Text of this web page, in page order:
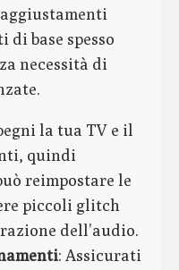
base spesso
necessità di
la tua TV e il
quindi
reimpostare le
piccoli glitch
dell’audio.
: Assicurati